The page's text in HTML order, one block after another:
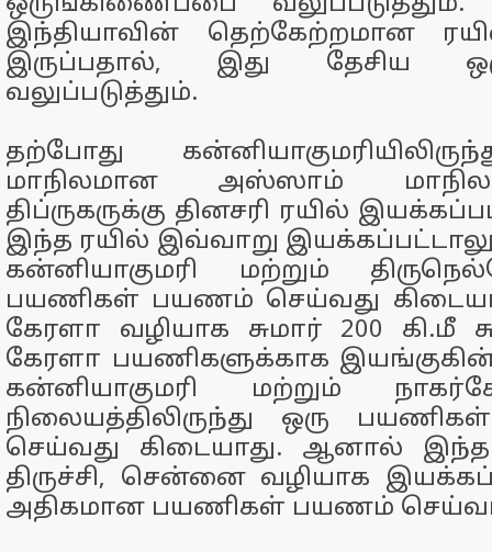
இந்தியாவின் தெற்கேற்றமான
இருப்பதால், இது தேசிய
வலுப்படுத்தும்.
தற்போது
மாநிலமான அஸ்ஸாம்
திப்ருகருக்கு தினசரி ரயில்
இந்த ரயில் இவ்வாறு
கன்னியாகுமரி மற்றும்
பயணிகள் பயணம் செய்வது
கேரளா வழியாக சுமார் 200 கி.மீ
கேரளா பயணிகளுக்காக
கன்னியாகுமரி மற்றும்
நிலையத்திலிருந்து ஒரு
செய்வது கிடையாது. ஆனால் இந்த
திருச்சி, சென்னை வழியாக
அதிகமான பயணிகள் பயணம்